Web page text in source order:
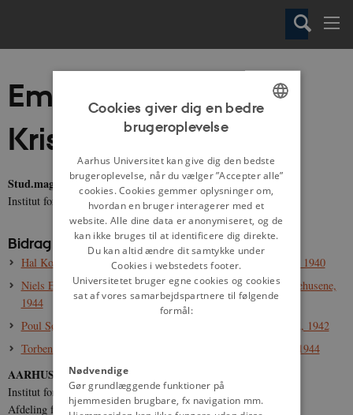
Emilie Sandholm
Kristensen
Stud.mag.
Institut for Kultur og Samfund, Aarhus Universitet
Bidrag til danmarkshistorien.dk:
Hal Koch: "Opbygningen af Danmark" i Lem Julepost, efterår 1940
Niels Emil Jessen: “Julen har bragt velsignet bud” i Jul i Hedehusene,
1944
Poul Sørensen: “Jul trods alt” i Arbejdersamariternes Juleblad, 1942
Torben Jensen: “Skumring” i Arbejdersamariternes Juleblad, 1944
AARHUS UNIVERSITET
Institut for Kultur og Samfund
Afdeling for Historie og Klassiske Studier
DANISH
Cookies giver dig en bedre
brugeroplevelse
Aarhus Universitet kan give dig den bedste
brugeroplevelse, når du vælger ”Accepter alle”
cookies. Cookies gemmer oplysninger om,
hvordan en bruger interagerer med et
website. Alle dine data er anonymiseret, og de
kan ikke bruges til at identificere dig direkte.
Du kan altid ændre dit samtykke under
Cookies i webstedets footer.
Universitetet bruger egne cookies og cookies
sat af vores samarbejdspartnere til følgende
formål:
Nødvendige
Gør grundlæggende funktioner på
hjemmesiden brugbare, fx navigation mm.